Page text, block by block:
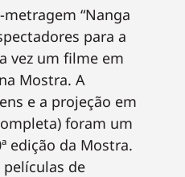
“Nanga
para a
vez um filme em
Mostra. A
e a projeção em
foram um
edição da Mostra.
de